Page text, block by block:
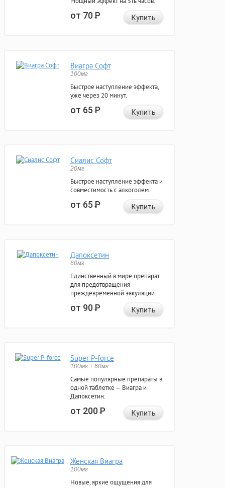
от 70Р Купить
Виагра Софт
100мг
Быстрое наступление эффекта,
уже через 20 минут.
от 65Р Купить
Сиалис Софт
20мг
Быстрое наступление эффекта и
совместимость с алкоголем.
от 65Р Купить
Дапоксетин
60мг
Единственный в мире препарат
для предотвращения
преждевременной эякуляции.
от 90Р Купить
Super P-force
100мг + 60мг
Самые популярные препараты в
одной таблетке — Виагра и
Дапоксетин.
от 200Р Купить
Женская Виагра
100мг
Новые, яркие ощущения для